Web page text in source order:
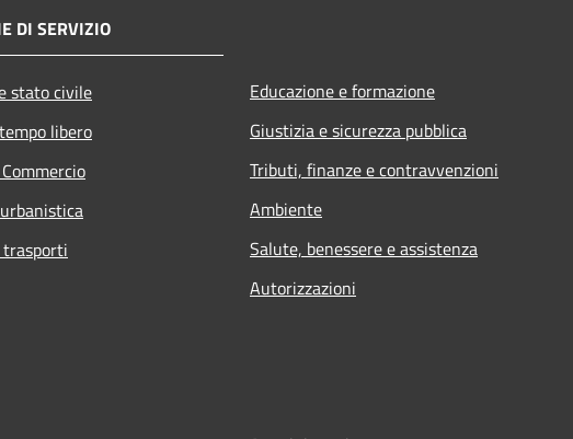
DI SERVIZIO
stato civile
libero
Educazione e formazione
Giustizia e sicurezza pubblica
Tributi, finanze e contravvenzioni
Ambiente
Salute, benessere e assistenza
Autorizzazioni